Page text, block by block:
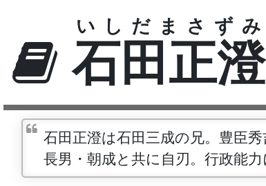
石田正澄
いしだまさずみ
石田正澄は石田三成の兄。豊臣
長男・朝成と共に自刃。行政能力